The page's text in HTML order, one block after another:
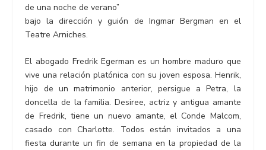
de una noche de verano”
bajo la dirección y guión de Ingmar Bergman en el
Teatre Arniches.
El abogado Fredrik Egerman es un hombre maduro que
vive una relación platónica con su joven esposa. Henrik,
hijo de un matrimonio anterior, persigue a Petra, la
doncella de la familia. Desiree, actriz y antigua amante
de Fredrik, tiene un nuevo amante, el Conde Malcom,
casado con Charlotte. Todos están invitados a una
fiesta durante un fin de semana en la propiedad de la